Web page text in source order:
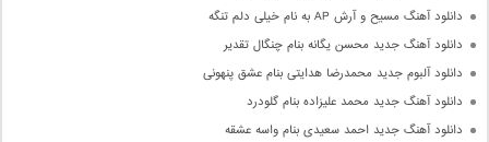
دانلود آهنگ مسیح و آرش AP به نام خیلی دلم تنگه
دانلود آهنگ جدید محسن یگانه بنام چنگال تقدیر
دانلود آلبوم جدید محمدرضا هدایتی بنام عشق پنهونی
دانلود آهنگ جدید محمد علیزاده بنام گلودرد
دانلود آهنگ جدید احمد سعیدی بنام واسه عشقه